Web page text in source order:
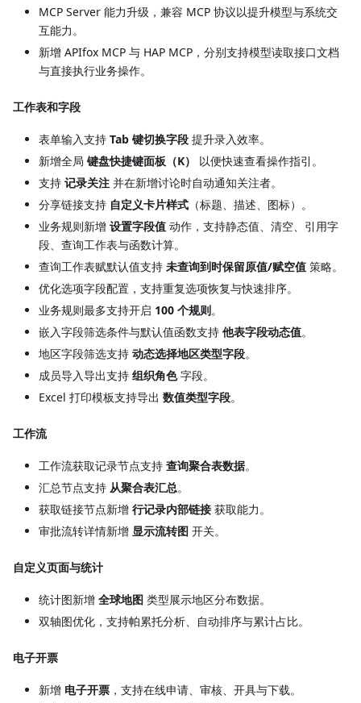
MCP Server 能力升级，兼容 MCP 协议以提升模型与系统交
互能力。
新增 APIfox MCP 与 HAP MCP，分别支持模型读取接口文档
与直接执行业务操作。
工作表和字段
表单输入支持 Tab 键切换字段 提升录入效率。
新增全局 键盘快捷键面板（K）
以便快速查看操作指引。
支持 记录关注 并在新增讨论时自动通知关注者。
分享链接支持 自定义卡片样式 （标题、描述、图标）。
业务规则新增 设置字段值 动作，支持静态值、清空、引用字
段、查询工作表与函数计算。
查询工作表赋默认值支持 未查询到时保留原值/赋空值 策略。
优化选项字段配置，支持重复选项恢复与快速排序。
业务规则最多支持开启 100 个规则。
嵌入字段筛选条件与默认值函数支持 他表字段动态值。
地区字段筛选支持 动态选择地区类型字段。
成员导入导出支持 组织角色字段。
Excel 打印模板支持导出 数值类型字段。
工作流
工作流获取记录节点支持 查询聚合表数据。
汇总节点支持 从聚合表汇总。
获取链接节点新增 行记录内部链接 获取能力。
审批流转详情新增 显示流转图 开关。
自定义页面与统计
统计图新增 全球地图 类型展示地区分布数据。
双轴图优化，支持帕累托分析、自动排序与累计占比。
电子开票
新增 电子开票 ，支持在线申请、审核、开具与下载。